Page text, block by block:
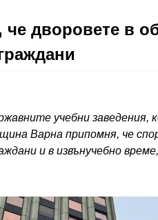
дворовете в
учебни заведения,
Варна припомня, че
и в извънучебно